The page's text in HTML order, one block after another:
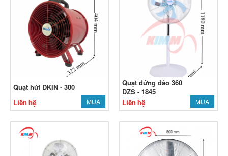
Quạt hút DKIN - 300
Liên hệ MUA
Quạt đứng đảo 360
DZS - 1845
Liên hệ MUA